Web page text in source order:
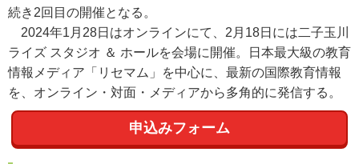
続き2回目の開催となる。
2024年1月28日はオンラインにて、2月18日には二子玉川
ライズ スタジオ ＆ ホールを会場に開催。日本最大級の教育
情報メディア「リセマム」を中心に、最新の国際教育情報
を、オンライン・対面・メディアから多角的に発信する。
申込みフォーム